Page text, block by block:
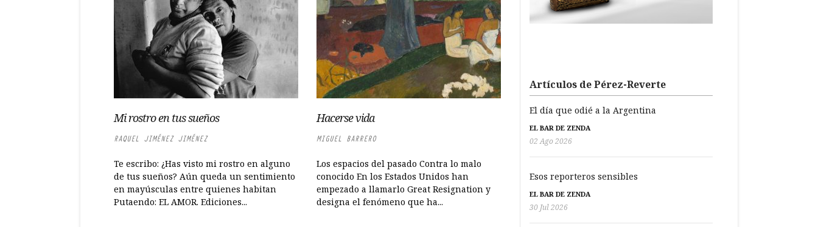
Mi rostro en tus sueños
RAQUEL JIMÉNEZ JIMÉNEZ
Te escribo: ¿Has visto mi rostro en alguno
de tus sueños? Aún queda un sentimiento
en mayúsculas entre quienes habitan
Putaendo: EL AMOR. Ediciones...
Hacerse vida
MIGUEL BARRERO
Los espacios del pasado Contra lo malo
conocido En los Estados Unidos han
empezado a llamarlo Great Resignation y
designa el fenómeno que ha...
Artículos de Pérez-Reverte
El día que odié a la Argentina
EL BAR DE ZENDA
02 Ago 2026
Esos reporteros sensibles
EL BAR DE ZENDA
30 Jul 2026